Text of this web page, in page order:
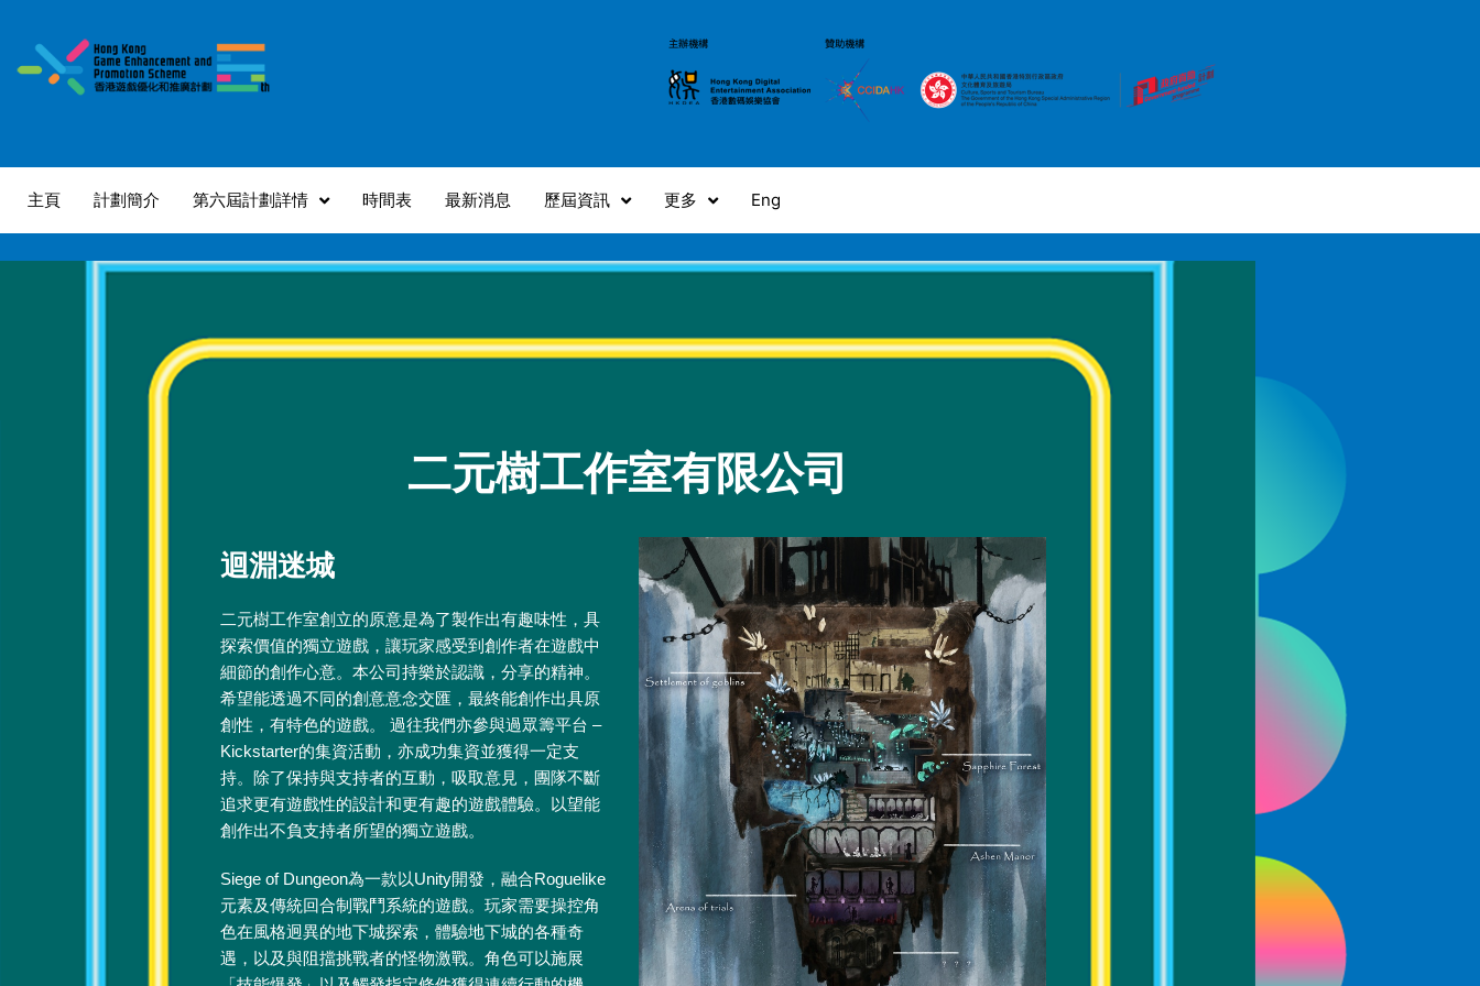
主頁 計劃簡介 第六屆計劃詳情 時間表 最新消息 歷屆資訊 更多 Eng
二元樹工作室有限公司
迴淵迷城
二元樹工作室創立的原意是為了製作出有趣味性，具
探索價值的獨立遊戲，讓玩家感受到創作者在遊戲中
細節的創作心意。本公司持樂於認識，分享的精神。
希望能透過不同的創意意念交匯，最終能創作出具原
創性，有特色的遊戲。 過往我們亦參與過眾籌平台 –
Kickstarter的集資活動，亦成功集資並獲得一定支
持。除了保持與支持者的互動，吸取意見，團隊不斷
追求更有遊戲性的設計和更有趣的遊戲體驗。以望能
創作出不負支持者所望的獨立遊戲。
Siege of Dungeon為一款以Unity開發，融合Roguelike
元素及傳統回合制戰鬥系統的遊戲。玩家需要操控角
色在風格迥異的地下城探索，體驗地下城的各種奇
遇，以及與阻擋挑戰者的怪物激戰。角色可以施展